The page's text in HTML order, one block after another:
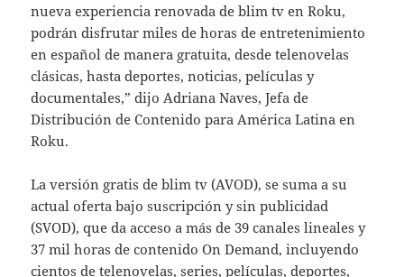
nueva experiencia renovada de blim tv en Roku,
podrán disfrutar miles de horas de entretenimiento
en español de manera gratuita, desde telenovelas
clásicas, hasta deportes, noticias, películas y
documentales,” dijo Adriana Naves, Jefa de
Distribución de Contenido para América Latina en
Roku.
La versión gratis de blim tv (AVOD), se suma a su
actual oferta bajo suscripción y sin publicidad
(SVOD), que da acceso a más de 39 canales lineales y
37 mil horas de contenido On Demand, incluyendo
cientos de telenovelas, series, películas, deportes,